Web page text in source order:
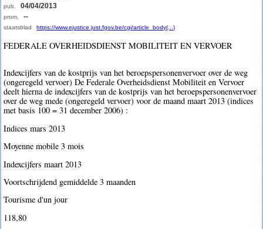
pub. 04/04/2013
prom. --
staatsblad https://www.ejustice.just.fgov.be/cgi/article_body(...)
FEDERALE OVERHEIDSDIENST MOBILITEIT EN VERVOER
Indexcijfers van de kostprijs van het beroepspersonenvervoer over de weg
(ongeregeld vervoer) De Federale Overheidsdienst Mobiliteit en Vervoer
deelt hierna de indexcijfers van de kostprijs van het beroepspersonenvervoer
over de weg mede (ongeregeld vervoer) voor de maand maart 2013 (indices
met basis 100 = 31 december 2006) :
Indices mars 2013
Moyenne mobile 3 mois
Indexcijfers maart 2013
Voortschrijdend gemiddelde 3 maanden
Tourisme d'un jour
118,80